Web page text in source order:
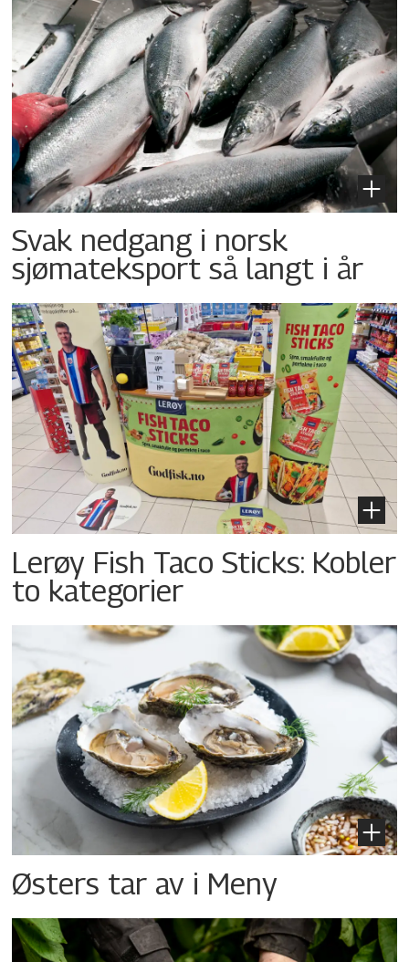
Svak nedgang i norsk
sjømateksport så langt i år
Lerøy Fish Taco Sticks: Kobler
to kategorier
Østers tar av i Meny